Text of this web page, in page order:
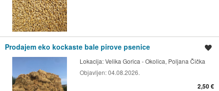
Prodajem eko kockaste bale pirove psenice
Lokacija:Velika Gorica - Okolica, Poljana Čička
Objavljen:04.08.2026.
2,50 €